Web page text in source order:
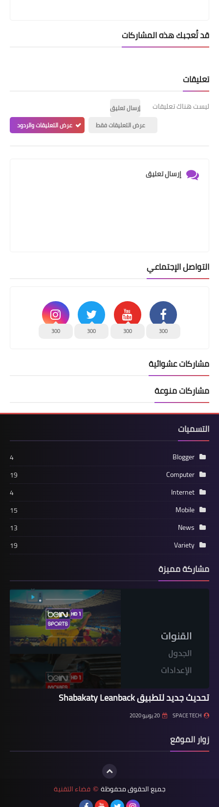
قد تُعجبك هذه المشاركات
تعليقات
ليست هناك تعليقات
إرسال تعليق
عرض التعليقات فقط
عرض التعليقات والردود
إرسال تعليق
التواصل الإجتماعي
300
300
300
300
مشاركات عشوائية
مشاركات منوعة
التسميات
Blogger
4
Computer
19
Internet
4
Mobile
15
News
13
Variety
19
مشاركة مميزة
تحديث جديد لتطبيق Shabakaty Leanback
SPACE TECH 20 يونيو 2020
زوار الموقع
جميع الحقوق محفوظة © فضاء التقنية